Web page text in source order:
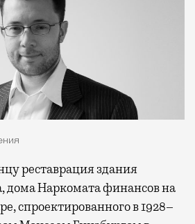
Наркомата финансов на
спроектированного в 1928–